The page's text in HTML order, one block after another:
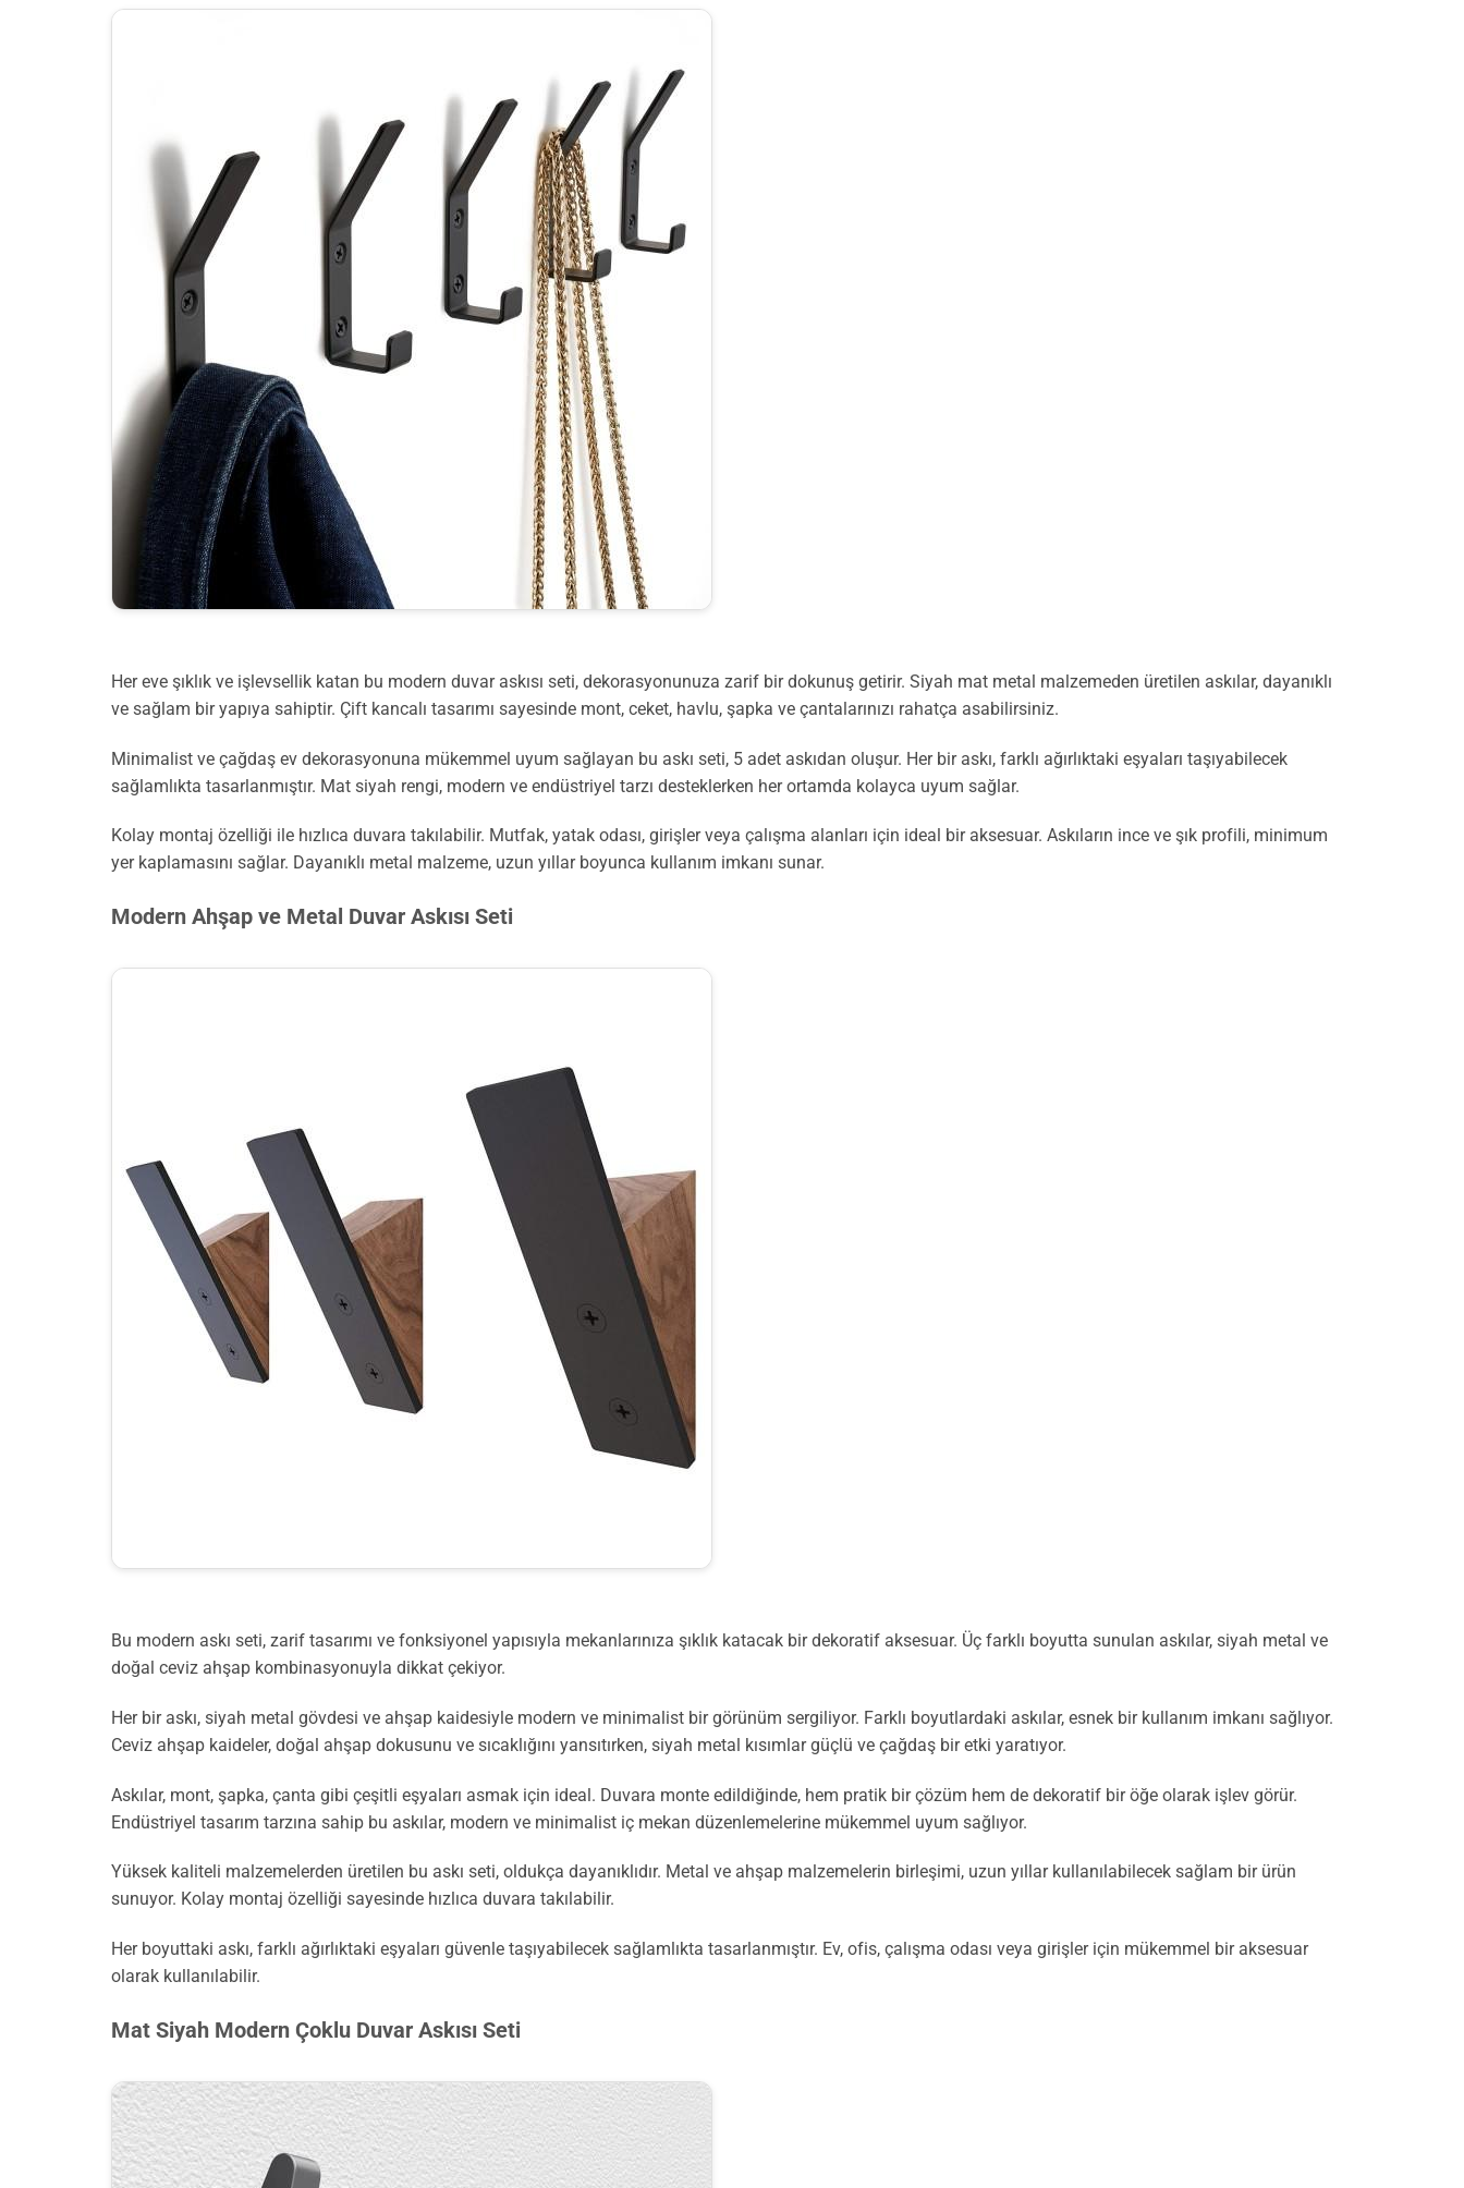
Her eve şıklık ve işlevsellik katan bu modern duvar askısı seti, dekorasyonunuza zarif bir dokunuş getirir. Siyah mat metal malzemeden üretilen askılar, dayanıklı
ve sağlam bir yapıya sahiptir. Çift kancalı tasarımı sayesinde mont, ceket, havlu, şapka ve çantalarınızı rahatça asabilirsiniz.
Minimalist ve çağdaş ev dekorasyonuna mükemmel uyum sağlayan bu askı seti, 5 adet askıdan oluşur. Her bir askı, farklı ağırlıktaki eşyaları taşıyabilecek
sağlamlıkta tasarlanmıştır. Mat siyah rengi, modern ve endüstriyel tarzı desteklerken her ortamda kolayca uyum sağlar.
Kolay montaj özelliği ile hızlıca duvara takılabilir. Mutfak, yatak odası, girişler veya çalışma alanları için ideal bir aksesuar. Askıların ince ve şık profili, minimum
yer kaplamasını sağlar. Dayanıklı metal malzeme, uzun yıllar boyunca kullanım imkanı sunar.
Modern Ahşap ve Metal Duvar Askısı Seti
Bu modern askı seti, zarif tasarımı ve fonksiyonel yapısıyla mekanlarınıza şıklık katacak bir dekoratif aksesuar. Üç farklı boyutta sunulan askılar, siyah metal ve
doğal ceviz ahşap kombinasyonuyla dikkat çekiyor.
Her bir askı, siyah metal gövdesi ve ahşap kaidesiyle modern ve minimalist bir görünüm sergiliyor. Farklı boyutlardaki askılar, esnek bir kullanım imkanı sağlıyor.
Ceviz ahşap kaideler, doğal ahşap dokusunu ve sıcaklığını yansıtırken, siyah metal kısımlar güçlü ve çağdaş bir etki yaratıyor.
Askılar, mont, şapka, çanta gibi çeşitli eşyaları asmak için ideal. Duvara monte edildiğinde, hem pratik bir çözüm hem de dekoratif bir öğe olarak işlev görür.
Endüstriyel tasarım tarzına sahip bu askılar, modern ve minimalist iç mekan düzenlemelerine mükemmel uyum sağlıyor.
Yüksek kaliteli malzemelerden üretilen bu askı seti, oldukça dayanıklıdır. Metal ve ahşap malzemelerin birleşimi, uzun yıllar kullanılabilecek sağlam bir ürün
sunuyor. Kolay montaj özelliği sayesinde hızlıca duvara takılabilir.
Her boyuttaki askı, farklı ağırlıktaki eşyaları güvenle taşıyabilecek sağlamlıkta tasarlanmıştır. Ev, ofis, çalışma odası veya girişler için mükemmel bir aksesuar
olarak kullanılabilir.
Mat Siyah Modern Çoklu Duvar Askısı Seti